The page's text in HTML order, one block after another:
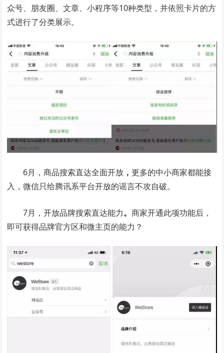
众号、朋友圈、文章、小程序等10种类型，并依照卡片的方
式进行了分类展示。
6月，商品搜索直达全面开放 ，更多的中小商家都能接
入，微信只给腾讯系平台开放的谣言不攻自破。
7月，开放品牌搜索直达能力。商家开通此项功能后，
即可获得品牌官方区和微主页的能力？